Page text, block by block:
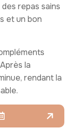
repas sains
et un bon
la
rendant la